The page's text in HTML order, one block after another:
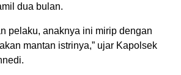
dua bulan.
pelaku, anaknya ini mirip dengan
mantan istrinya,” ujar Kapolsek